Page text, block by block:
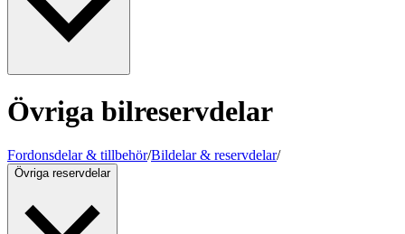
Övriga bilreservdelar
Fordonsdelar & tillbehör/Bildelar & reservdelar/
Övriga reservdelar